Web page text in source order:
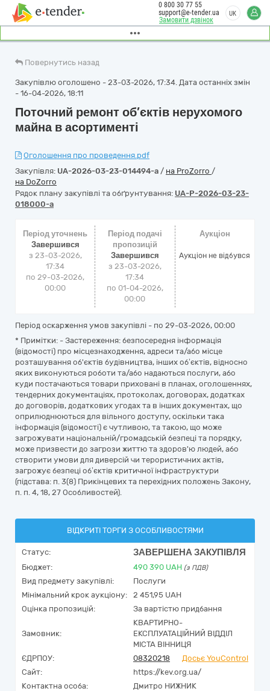
Замовити дзвінок
0 800 30 77 55
support@e-tender.ua
UK
Повернутись назад
Закупівлю оголошено - 23-03-2026, 17:34. Дата останніх змін
- 16-04-2026, 18:11
Поточний ремонт об’єктів нерухомого
майна в асортименті
Оголошення про проведення.pdf
Закупівля: UA-2026-03-23-014494-a / на ProZorro /
на DoZorro
Рядок плану закупівлі та обґрунтування: UA-P-2026-03-23-
018000-a
Період уточнень
Завершився
з 23-03-2026,
17:34
по 29-03-2026,
00:00
Період подачі
пропозицій
Завершився
з 23-03-2026,
17:34
по 01-04-2026,
00:00
Аукціон
Аукціон не відбувся
Період оскарження умов закупівлі - по 29-03-2026, 00:00
* Примітки: - Застереження: безпосередня інформація
(відомості) про місцезнаходження, адреси та/або місце
розташування об'єктів будівництва, інших об’єктів, відносно
яких виконуються роботи та/або надаються послуги, або
куди постачаються товари приховані в планах, оголошеннях,
тендерних документаціях, протоколах, договорах, додатках
до договорів, додаткових угодах та в інших документах, що
оприлюднюються для вільного доступу, оскільки така
інформація (відомості) є чутливою, та такою, що може
загрожувати національній/громадській безпеці та порядку,
може призвести до загрози життю та здоров'ю людей, або
створити умови для диверсій чи терористичних актів,
загрожує безпеці об’єктів критичної інфраструктури
(підстава: п. 3(8) Прикінцевих та перехідних положень Закону,
п. п. 4, 18, 27 Особливостей).
ВІДКРИТІ ТОРГИ З ОСОБЛИВОСТЯМИ
Статус: ЗАВЕРШЕНА ЗАКУПІВЛЯ
Бюджет: 490 390 UAH (з ПДВ)
Вид предмету закупівлі:
Послуги
Мінімальний крок аукціону:
2 451,95 UAH
Оцінка пропозицій:
За вартістю придбання
Замовник:
КВАРТИРНО-
ЕКСПЛУАТАЦІЙНИЙ ВІДДІЛ
МІСТА ВІННИЦЯ
ЄДРПОУ:
08320218
Досьє YouControl
Сайт:
https://kev.org.ua/
Контактна особа:
Дмитро НИЖНИК